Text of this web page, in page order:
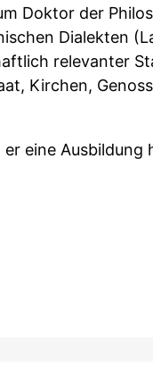
Doktor der
Dialekten
relevanter
Kirchen,
eine Ausbildung